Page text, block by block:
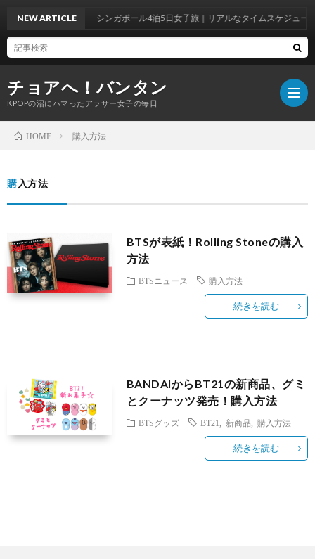
チョアへ！バンタン
KPOPの沼にハマったアラサー女子の毎日
BTS
ラ
ブ
韓
フ
シ
メ
NEW ARTICLE シンガポール4泊5日女子旅｜リアルなタイムスケジュール
HOME 購入方法
購入方法
BTSが表紙！Rolling Stoneの購入
方法
BTSニュース 購入方法
続きを読む
BANDAIからBT21の新商品、グミ
とクーナッツ発売！購入方法
BTSグッズ BT21 新商品 購入方法
続きを読む